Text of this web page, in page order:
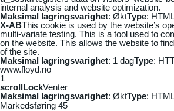
internal analysis and website optimization.
Maksimal lagringsvarighet: ØktType:
X-ABThis cookie is used by the website’s
multi-variate testing. This is a tool used to
on the website. This allows the website to
of the site.
Maksimal lagringsvarighet: 1 dagType:
www.floyd.no
1
scrollLockVenter
Maksimal lagringsvarighet: ØktType:
Markedsføring 45